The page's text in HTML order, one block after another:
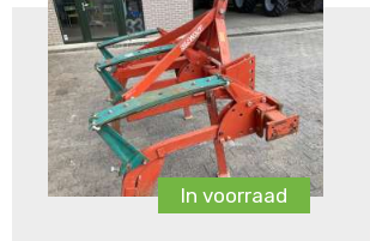
In voorraad